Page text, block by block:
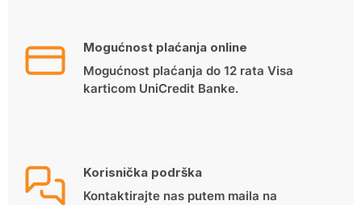
Mogućnost plaćanja online
Mogućnost plaćanja do 12 rata Visa
karticom UniCredit Banke.
Korisnička podrška
Kontaktirajte nas putem maila na